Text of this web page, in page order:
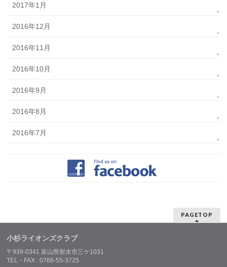
2017年1月
2016年12月
2016年11月
2016年10月
2016年9月
2016年8月
2016年7月
PAGETOP
小杉ライオンズクラブ
〒939-0341 富山県射水市三ケ1031
TEL・FAX : 0766-55-3725